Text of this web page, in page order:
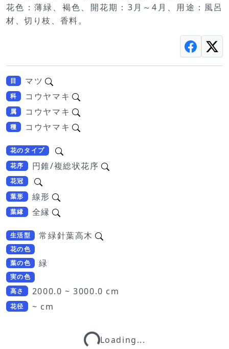
花色：薄緑、褐色、開花期：3月～4月、用途：風呂
材、切り枝、香料。
目 マツ
科 コウヤマキ
属 コウヤマキ
種 コウヤマキ
花のタイプ
花序
円錐/複総状花序
花冠
葉形
線形
葉縁 全縁
生活型 常緑針葉高木
花の色
葉の色
緑
実の色
高さ
2000.0 ~ 3000.0 cm
花径 ~ cm Loading...Loading...